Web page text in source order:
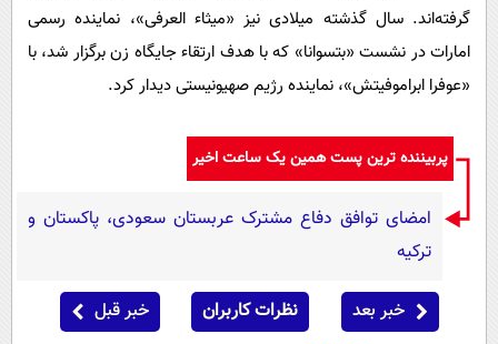
گرفته‌اند. سال گذشته میلادی نیز «میثاء العرفی»، نماینده رسمی
امارات در نشست «بتسوانا» که با هدف ارتقاء جایگاه زن برگزار شد، با
«عوفرا ابراموفیتش»، نماینده رژیم صهیونیستی دیدار کرد.
پربیننده ترین پست همین یک ساعت اخیر
امضای توافق دفاع مشترک عربستان سعودی، پاکستان و
ترکیه
خبر بعد نظرات کاربران خبر قبل